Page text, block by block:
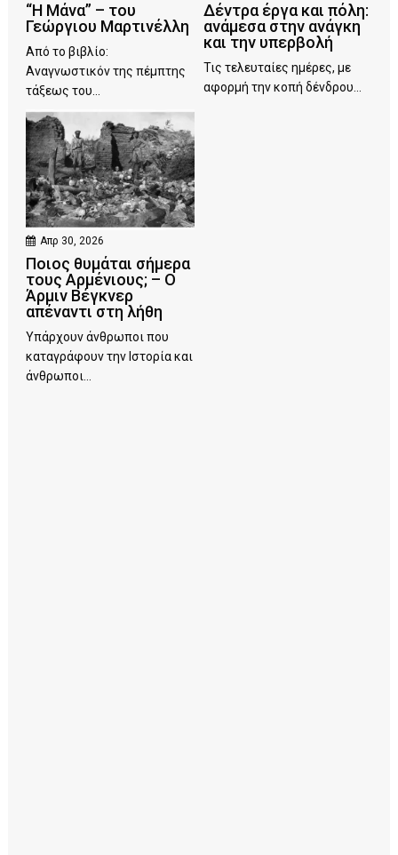
“Η Μάνα” – του
Γεώργιου Μαρτινέλλη
Από το βιβλίο:
Αναγνωστικόν της πέμπτης
τάξεως του...
Δέντρα έργα και πόλη:
ανάμεσα στην ανάγκη
και την υπερβολή
Τις τελευταίες ημέρες, με
αφορμή την κοπή δένδρου...
Απρ 30, 2026
Ποιος θυμάται σήμερα
τους Αρμένιους; – Ο
Άρμιν Βέγκνερ
απέναντι στη λήθη
Υπάρχουν άνθρωποι που
καταγράφουν την Ιστορία και
άνθρωποι...